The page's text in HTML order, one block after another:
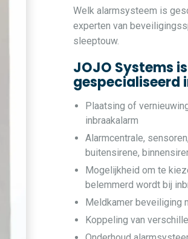
Welk alarmsysteem is
experten van
sleeptouw.
JOJO Systems
gespecialiseerd
Plaatsing of
inbraakalarm
Alarmcentrale,
buitensirene,
Mogelijkheid om te
belemmerd wordt bij
Meldkamer beveiliging
Koppeling van